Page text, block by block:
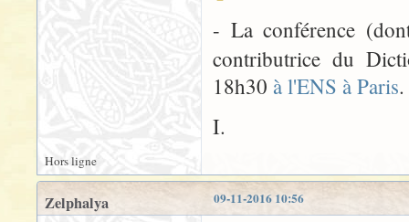
- La conférence
contributrice du
18h30 à l'ENS à Paris.
I.
Hors ligne
09-11-2016 10:56
Zelphalya